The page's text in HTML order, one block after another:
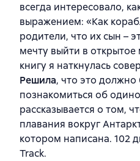
всегда интересовало,
выражением: «Как
родители, что их сын –
мечту выйти в открытое
книгу я наткнулась
Решила, что это должно
познакомиться об
рассказывается о том,
плавания вокруг
котором написана. 102
Track.